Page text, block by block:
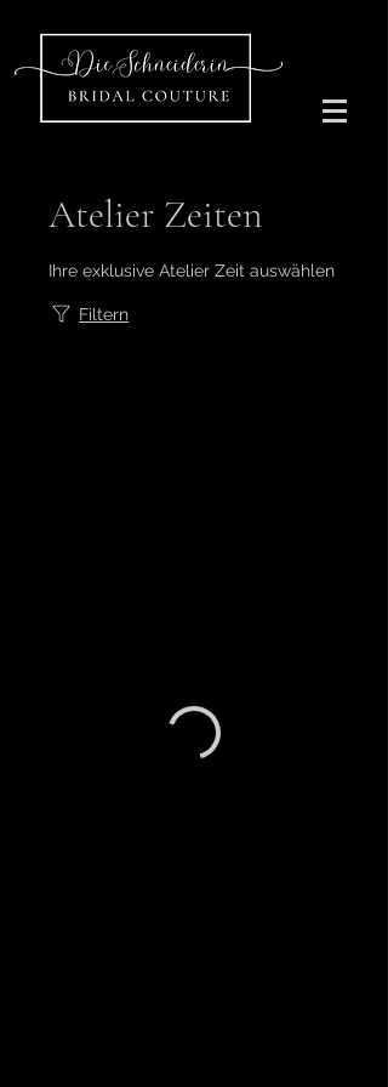
Atelier Zeiten
Ihre exklusive Atelier Zeit auswählen
Filtern